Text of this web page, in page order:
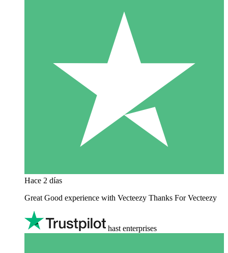
Hace 2 días
Great Good experience with Vecteezy Thanks For Vecteezy
hast enterprises